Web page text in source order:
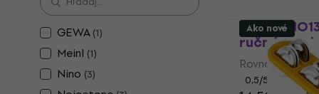
GEWA (1)
Meinl (1)
Nino (3)
Nino
ručná
Rovná ručná
0,5/5
Ako nové